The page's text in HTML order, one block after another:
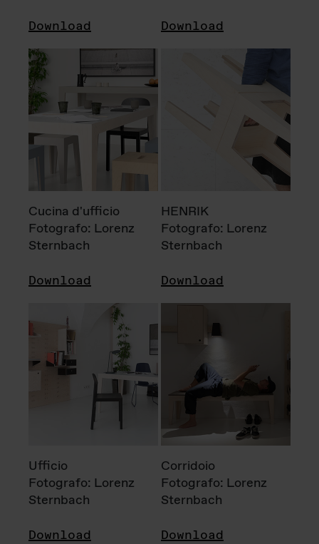
Download Download
Cucina d'ufficio
Fotografo: Lorenz
Sternbach
Download
HENRIK
Fotografo: Lorenz
Sternbach
Download
Ufficio
Fotografo: Lorenz
Sternbach
Download
Corridoio
Fotografo: Lorenz
Sternbach
Download